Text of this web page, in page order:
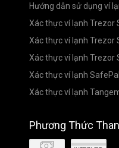
Hướng dẫn sử dụng ví
Xác thực ví lạnh Trezor
Xác thực ví lạnh Trezor
Xác thực ví lạnh Trezor
Xác thực ví lạnh
Xác thực ví lạnh
Phương Thức